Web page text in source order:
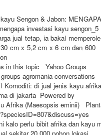
Sengon & Jabon: MENGAPA
investasi kayu sengon_5
jual tetap, ia bakal
cm x 5,2 cm x 6 cm dan
in this topic Yahoo Groups
agromania conversations
di jual jenis kayu
di jakarta Powered by
Afrika (Maesopsis eminii)
kalo perlu bibit afrika dan